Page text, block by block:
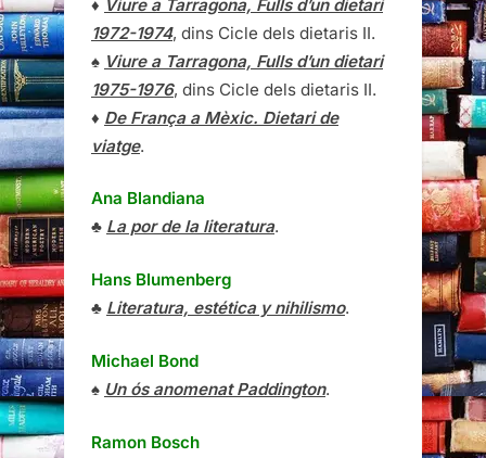
♦ Viure a Tarragona, Fulls d’un dietari
1972-1974, dins Cicle dels dietaris II.
♠ Viure a Tarragona, Fulls d’un dietari
1975-1976, dins Cicle dels dietaris II.
♦ De França a Mèxic. Dietari de
viatge.
Ana Blandiana
♣ La por de la literatura.
Hans Blumenberg
♣ Literatura, estética y nihilismo.
Michael Bond
♠ Un ós anomenat Paddington.
Ramon Bosch